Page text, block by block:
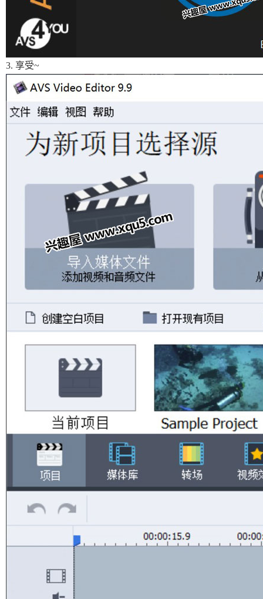
3. 享受~